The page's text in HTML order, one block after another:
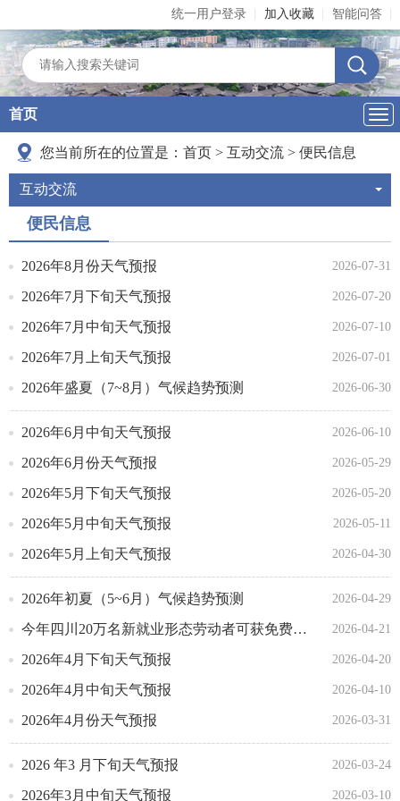
统一用户登录 加入收藏 智能问答
导
航
首页
您当前所在的位置是： 首页 > 互动交流 > 便民信息
互动交流
便民信息
2026年8月份天气预报 2026-07-31
2026年7月下旬天气预报 2026-07-20
2026年7月中旬天气预报 2026-07-10
2026年7月上旬天气预报 2026-07-01
2026年盛夏（7~8月）气候趋势预测 2026-06-30
2026年6月中旬天气预报 2026-06-10
2026年6月份天气预报 2026-05-29
2026年5月下旬天气预报 2026-05-20
2026年5月中旬天气预报 2026-05-11
2026年5月上旬天气预报 2026-04-30
2026年初夏（5~6月）气候趋势预测 2026-04-29
今年四川20万名新就业形态劳动者可获免费专项互助保障 2026-04-21
2026年4月下旬天气预报 2026-04-20
2026年4月中旬天气预报 2026-04-10
2026年4月份天气预报 2026-03-31
2026 年3 月下旬天气预报 2026-03-24
2026年3月中旬天气预报 2026-03-10